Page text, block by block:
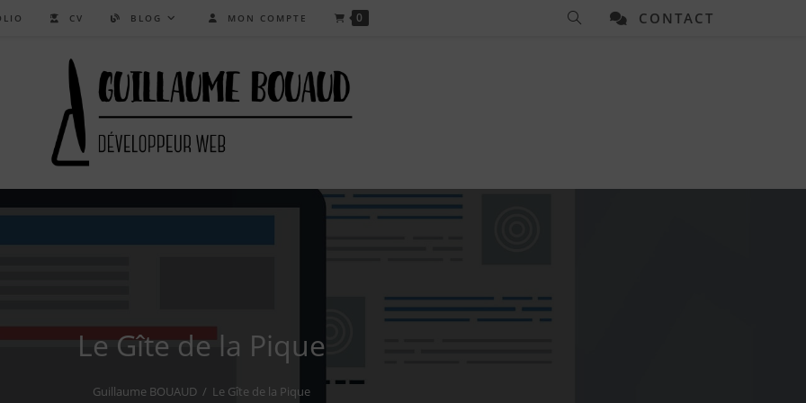
CV BLOG CONTACT
MON COMPTE 0
Le Gîte de la Pique
Guillaume BOUAUD / Le Gîte de la Pique